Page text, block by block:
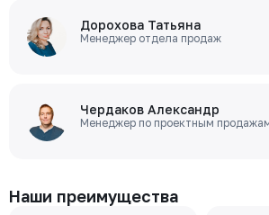
Дорохова Татьяна
Менеджер отдела продаж
Чердаков Александр
Менеджер по проектным
Наши преимущества